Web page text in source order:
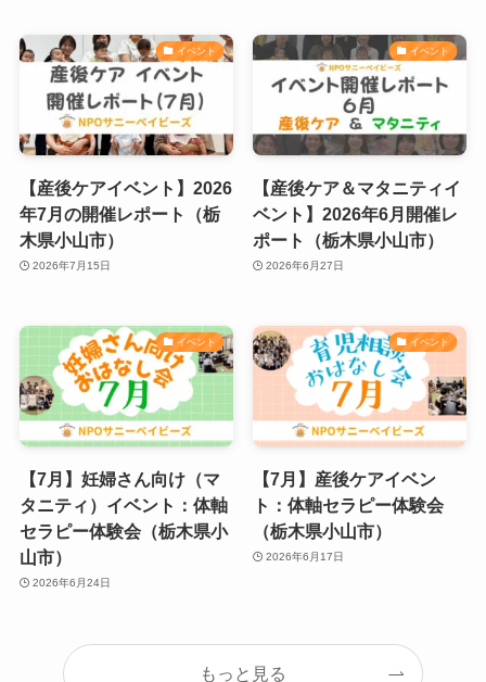
イベント
【産後ケアイベント】2026
年7月の開催レポート（栃
木県小山市）
2026年7月15日
イベント
【産後ケア＆マタニティイ
ベント】2026年6月開催レ
ポート（栃木県小山市）
2026年6月27日
イベント
【7月】妊婦さん向け（マ
タニティ）イベント：体軸
セラピー体験会（栃木県小
山市）
2026年6月24日
イベント
【7月】産後ケアイベン
ト：体軸セラピー体験会
（栃木県小山市）
2026年6月17日
もっと見る